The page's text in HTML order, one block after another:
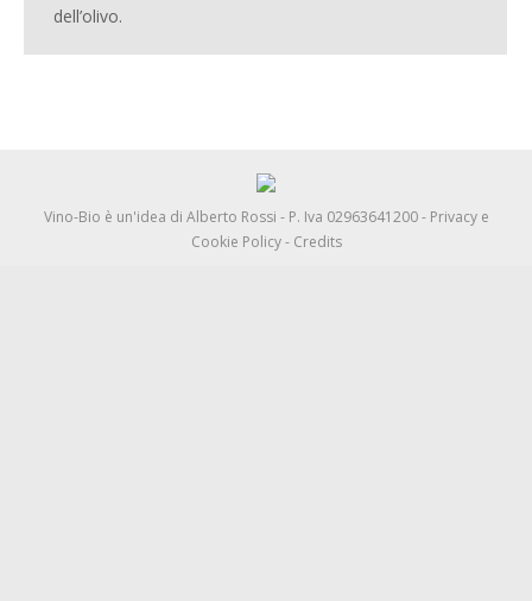
dell’olivo.
Vino-Bio è un'idea di Alberto Rossi - P. Iva 02963641200 - Privacy e
Cookie Policy- Credits